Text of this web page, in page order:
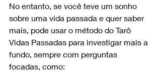
No entanto, se você teve um sonho
sobre uma vida passada e quer saber
mais, pode usar o método do Tarô
Vidas Passadas para investigar mais a
fundo, sempre com perguntas
focadas, como: